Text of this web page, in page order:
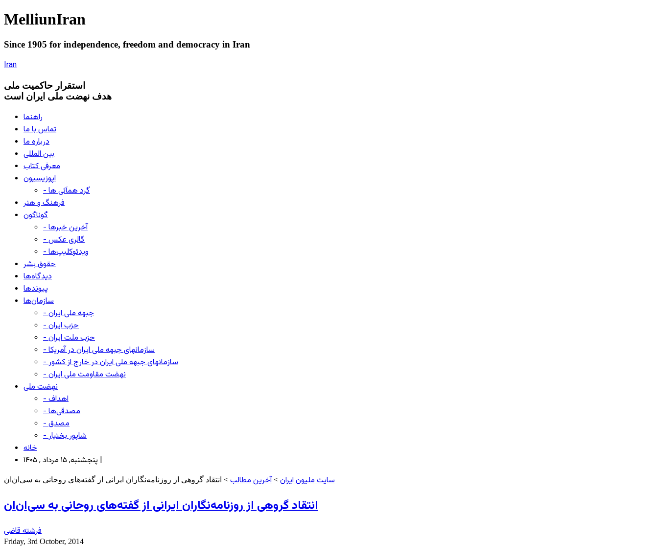
MelliunIran
Since 1905 for independence, freedom and democracy in Iran
Iran
استقرار حاکميت ملی
هدف نهضت ملی ایران است
راهنما
تماس با ما
درباره ما
بین المللی
معرفی کتاب
اپوزیسیون
- گرد همآئی ها
فرهنگ و هنر
گوناگون
- آخرین خبرها
- گالری عکس
- ویدئوکلیپ‌ها
حقوق بشر
دیدگاه‌ها
پیوندها
سازمان‌ها
- جبهه ملی ایران
- حزب ایران
- حزب ملت ایران
- سازمانهای جبهه ملی ایران در آمریکا
- سازمانهای جبهه ملی ایران در خارج از کشور
- نهضت مقاومت ملی ایران
نهضت ملی
- اهداف
- مصدقی‌ها
- مصدق
- شاپور بختیار
خانه
پنجشنبه, ۱۵ مرداد , ۱۴۰۵ |
سایت ملیون ایران >آخرین مطالب > انتقاد گروهی از روزنامه‌نگاران ایرانی از گفته‌های روحانی به سی‌ان‌ان
انتقاد گروهی از روزنامه‌نگاران ایرانی از گفته‌های روحانی به سی‌ان‌ان
فرشته قاضی
Friday, 3rd October, 2014